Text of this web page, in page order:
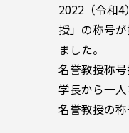
2022（令和
授」の称号
ました。
名誉教授称
学長から一
名誉教授の称